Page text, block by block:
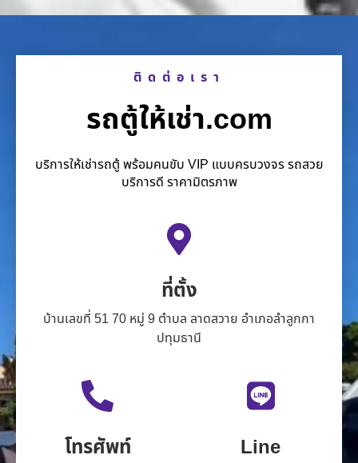
ติดต่อเรา
รถตู้ให้เช่า.com
บริการให้เช่ารถตู้ พร้อมคนขับ VIP แบบครบวงจร รถสวย
บริการดี ราคามิตรภาพ
ที่ตั้ง
บ้านเลขที่ 51 70 หมู่ 9 ตำบล ลาดสวาย อำเภอลำลูกกา
ปทุมธานี
โทรศัพท์ Line